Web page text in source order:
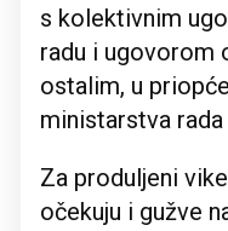
s kolektivnim
radu i ugovorom
ostalim, u
ministarstva
Za produljeni
očekuju i gužve